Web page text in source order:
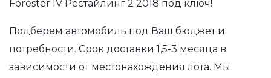
Forester IV Рестайлинг 2 2018 под ключ!
Подберем автомобиль под Ваш бюджет и
потребности. Срок доставки 1,5-3 месяца в
зависимости от местонахождения лота. Мы